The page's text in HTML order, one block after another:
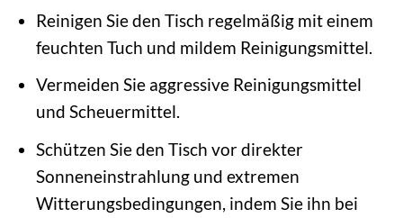
Reinigen Sie den Tisch regelmäßig mit einem
feuchten Tuch und mildem Reinigungsmittel.
Vermeiden Sie aggressive Reinigungsmittel
und Scheuermittel.
Schützen Sie den Tisch vor direkter
Sonneneinstrahlung und extremen
Witterungsbedingungen, indem Sie ihn bei